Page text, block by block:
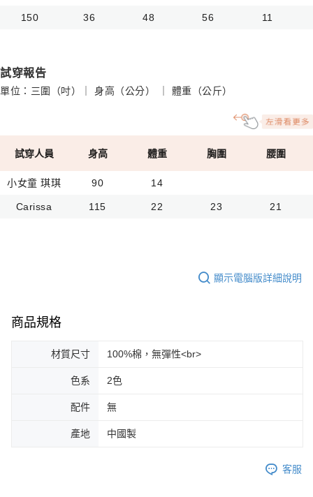
150 36 48 56 11
試穿報告
單位：三圍（吋）｜ 身高（公分） ｜ 體重（公斤）
試穿人員 身高 體重 胸圍 腰圍
小女童 琪琪 90 14
Carissa 115 22 23 21
顯示電腦版詳細說明
商品規格
材質尺寸 100%棉，無彈性<br>
色系 2色
配件 無
產地 中國製
客服